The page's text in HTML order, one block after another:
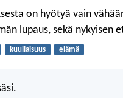
on hyötyä vain
lupaus, sekä nykyisen
kuuliaisuus elämä